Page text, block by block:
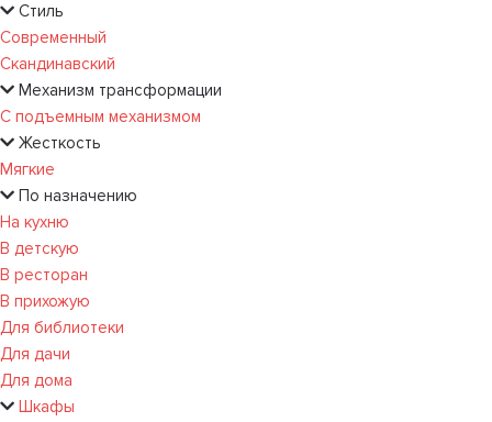
Стиль
Современный
Скандинавский
Механизм трансформации
С подъемным механизмом
Жесткость
Мягкие
По назначению
На кухню
В детскую
В ресторан
В прихожую
Для библиотеки
Для дачи
Для дома
Шкафы